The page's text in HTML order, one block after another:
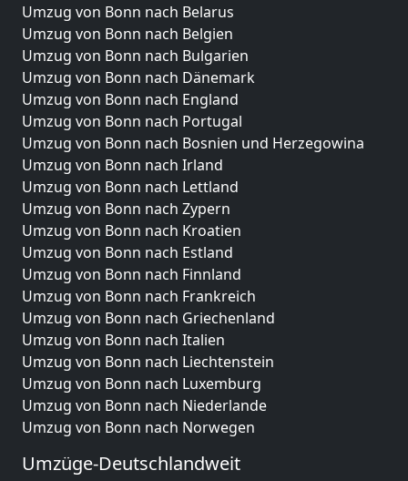
Umzug von Bonn nach Belarus
Umzug von Bonn nach Belgien
Umzug von Bonn nach Bulgarien
Umzug von Bonn nach Dänemark
Umzug von Bonn nach England
Umzug von Bonn nach Portugal
Umzug von Bonn nach Bosnien und Herzegowina
Umzug von Bonn nach Irland
Umzug von Bonn nach Lettland
Umzug von Bonn nach Zypern
Umzug von Bonn nach Kroatien
Umzug von Bonn nach Estland
Umzug von Bonn nach Finnland
Umzug von Bonn nach Frankreich
Umzug von Bonn nach Griechenland
Umzug von Bonn nach Italien
Umzug von Bonn nach Liechtenstein
Umzug von Bonn nach Luxemburg
Umzug von Bonn nach Niederlande
Umzug von Bonn nach Norwegen
Umzüge-Deutschlandweit